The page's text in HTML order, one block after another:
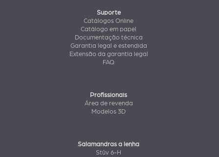
Suporte
Catálogos Online
Catálogo em papel
Documentação técnica
Garantia legal e estendida
Extensão da garantia legal
FAQ
Profissionais
Área de revenda
Modelos 3D
Salamandras a lenha
Stûv 6-H